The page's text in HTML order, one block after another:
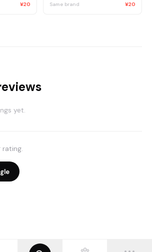
¥20
Same brand
¥20
yet.
rating.